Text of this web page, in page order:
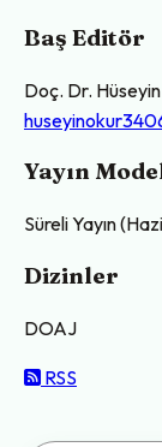
Baş Editör
Doç. Dr.
Yayın
Süreli Yayın
Dizinler
DOAJ
RSS